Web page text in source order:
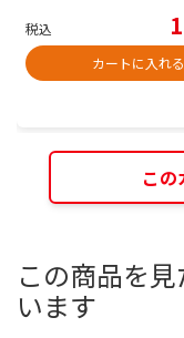
税込
カートに入れる
この
この商品を
います